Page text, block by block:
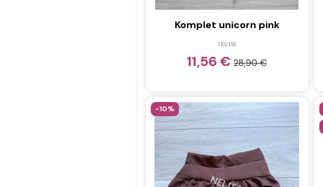
Komplet unicorn pink
110/116
11,56 €28,90 €
-10%